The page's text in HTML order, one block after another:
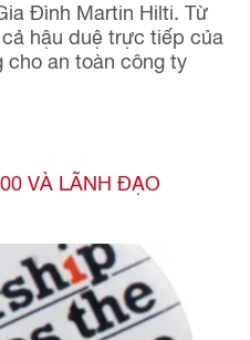
Đình Martin Hilti. Từ
hậu duệ trực tiếp của
cho an toàn công ty
VÀ LÃNH ĐẠO